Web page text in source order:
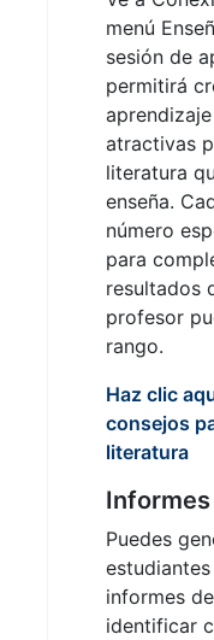
menú
sesión de
permitirá
atractivas
literatura
enseña.
número
para
resultados
profesor
rango.
Haz clic
consejos
literatura
Informes
Puedes
informes
identificar